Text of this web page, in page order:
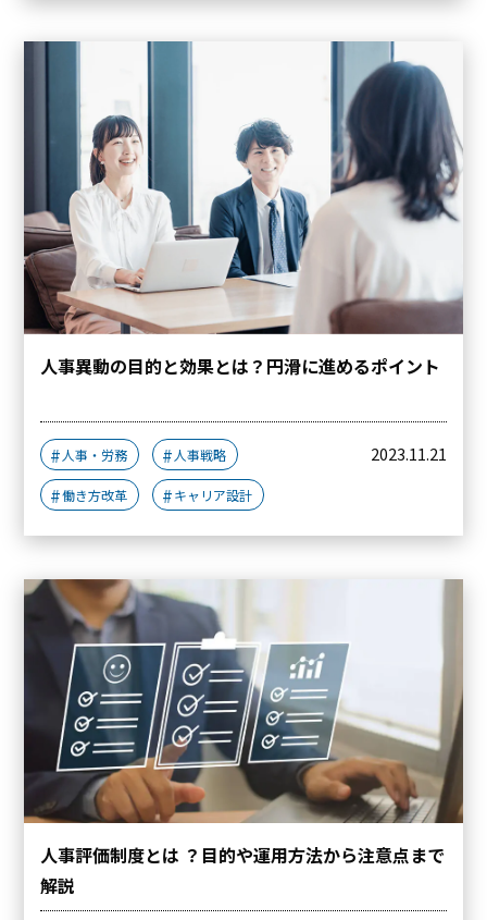
人事異動の目的と効果とは？円滑に進めるポイント
人事・労務 人事戦略
働き方改革 キャリア設計
2023.11.21
人事評価制度とは ？目的や運用方法から注意点まで
解説